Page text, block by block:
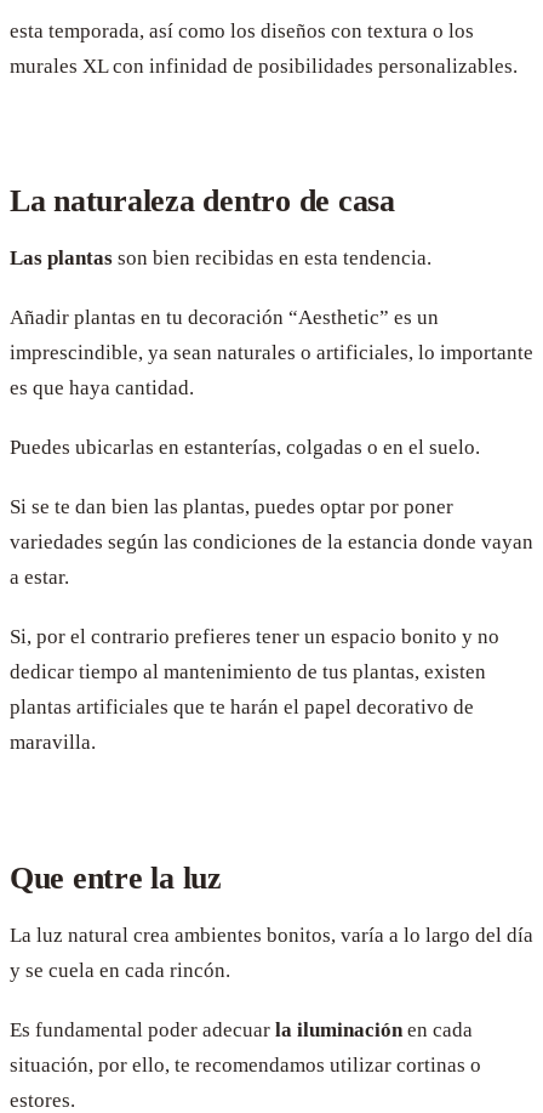
esta temporada, así como los diseños con textura o los
murales XL con infinidad de posibilidades personalizables.
La naturaleza dentro de casa
Las plantas son bien recibidas en esta tendencia.
Añadir plantas en tu decoración “Aesthetic” es un
imprescindible, ya sean naturales o artificiales, lo importante
es que haya cantidad.
Puedes ubicarlas en estanterías, colgadas o en el suelo.
Si se te dan bien las plantas, puedes optar por poner
variedades según las condiciones de la estancia donde vayan
a estar.
Si, por el contrario prefieres tener un espacio bonito y no
dedicar tiempo al mantenimiento de tus plantas, existen
plantas artificiales que te harán el papel decorativo de
maravilla.
Que entre la luz
La luz natural crea ambientes bonitos, varía a lo largo del día
y se cuela en cada rincón.
Es fundamental poder adecuar la iluminación en cada
situación, por ello, te recomendamos utilizar cortinas o
estores.